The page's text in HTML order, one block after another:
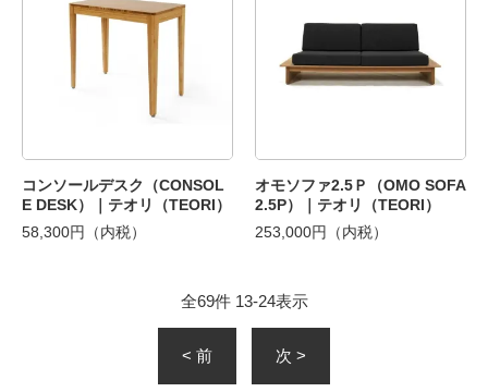
コンソールデスク（CONSOL
E DESK）｜テオリ（TEORI）
58,300円（内税）
オモソファ2.5Ｐ（OMO SOFA
2.5P）｜テオリ（TEORI）
253,000円（内税）
全69件 13-24表示
< 前 次 >